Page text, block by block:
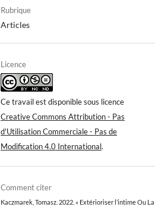
Rubrique
Articles
Licence
Ce travail est disponible sous licence
Creative Commons Attribution - Pas
d'Utilisation Commerciale - Pas de
Modification 4.0 International.
Comment citer
Kaczmarek, Tomasz. 2022. « Extérioriser l’intime Ou La